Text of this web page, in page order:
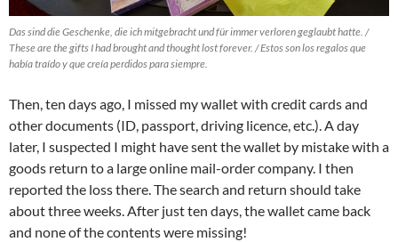
Das sind die Geschenke, die ich mitgebracht und für immer verloren geglaubt hatte. /
These are the gifts I had brought and thought lost forever. / Estos son los regalos que
había traído y que creía perdidos para siempre.
Then, ten days ago, I missed my wallet with credit cards and
other documents (ID, passport, driving licence, etc.). A day
later, I suspected I might have sent the wallet by mistake with a
goods return to a large online mail-order company. I then
reported the loss there. The search and return should take
about three weeks. After just ten days, the wallet came back
and none of the contents were missing!